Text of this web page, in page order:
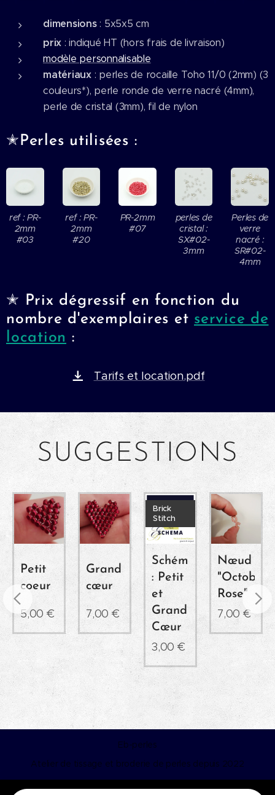
dimensions : 5x5x5 cm
prix : indiqué HT (hors frais de livraison)
modèle personnalisable
matériaux : perles de rocaille Toho 11/0 (2mm) (3
couleurs*), perle ronde de verre nacré (4mm),
perle de cristal (3mm), fil de nylon
✭Perles utilisées :
ref : PR-
2mm
#03
ref : PR-
2mm
#20
PR-2mm
#07
perles de
cristal :
SX#02-
3mm
Perles de
verre
nacré :
SR#02-
4mm
✭ Prix dégressif en fonction du
nombre d'exemplaires et service de
location :
Tarifs et location.pdf
SUGGESTIONS
Petit
coeur
5,00 €
Grand
cœur
7,00 €
Schéma
: Petit
et
Grand
Cœur
Brick
Stitch
3,00 €
Nœud
"Octobre
Rose"
7,00 €
Eb-perles
Atelier de tissage et broderie de perles depuis 2022